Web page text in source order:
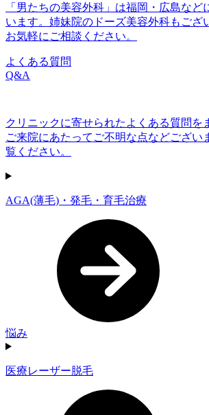
「男たちの美容外科」は福岡・広島など
います。姉妹院のドーズ美容外科もござ
お気軽にご相談ください。
よくある質問
Q&A
クリニックに寄せられたよくある質問を
ご来院にあたってご不明な点などござい
覧ください。
AGA(薄毛)・発毛・育毛治療
悩み
医療レーザー脱毛